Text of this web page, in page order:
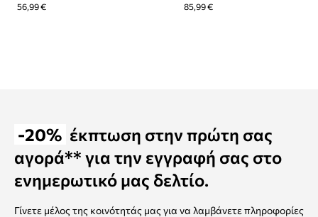
56,99 € 85,99 €
-20% έκπτωση στην πρώτη σας
αγορά** για την εγγραφή σας στο
ενημερωτικό μας δελτίο.
Γίνετε μέλος της κοινότητάς μας για να λαμβάνετε πληροφορίες